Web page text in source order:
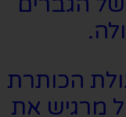
הכותרת
מרגיש את